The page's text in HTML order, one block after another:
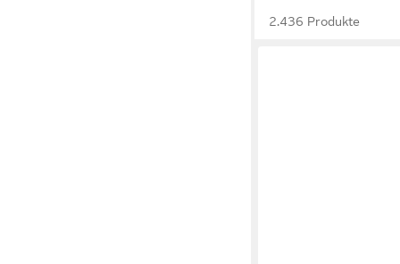
2.436 Produkte